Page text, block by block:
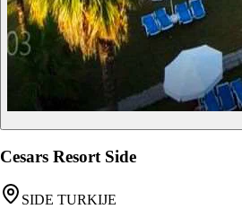
Cesars Resort Side
SIDE TURKIJE